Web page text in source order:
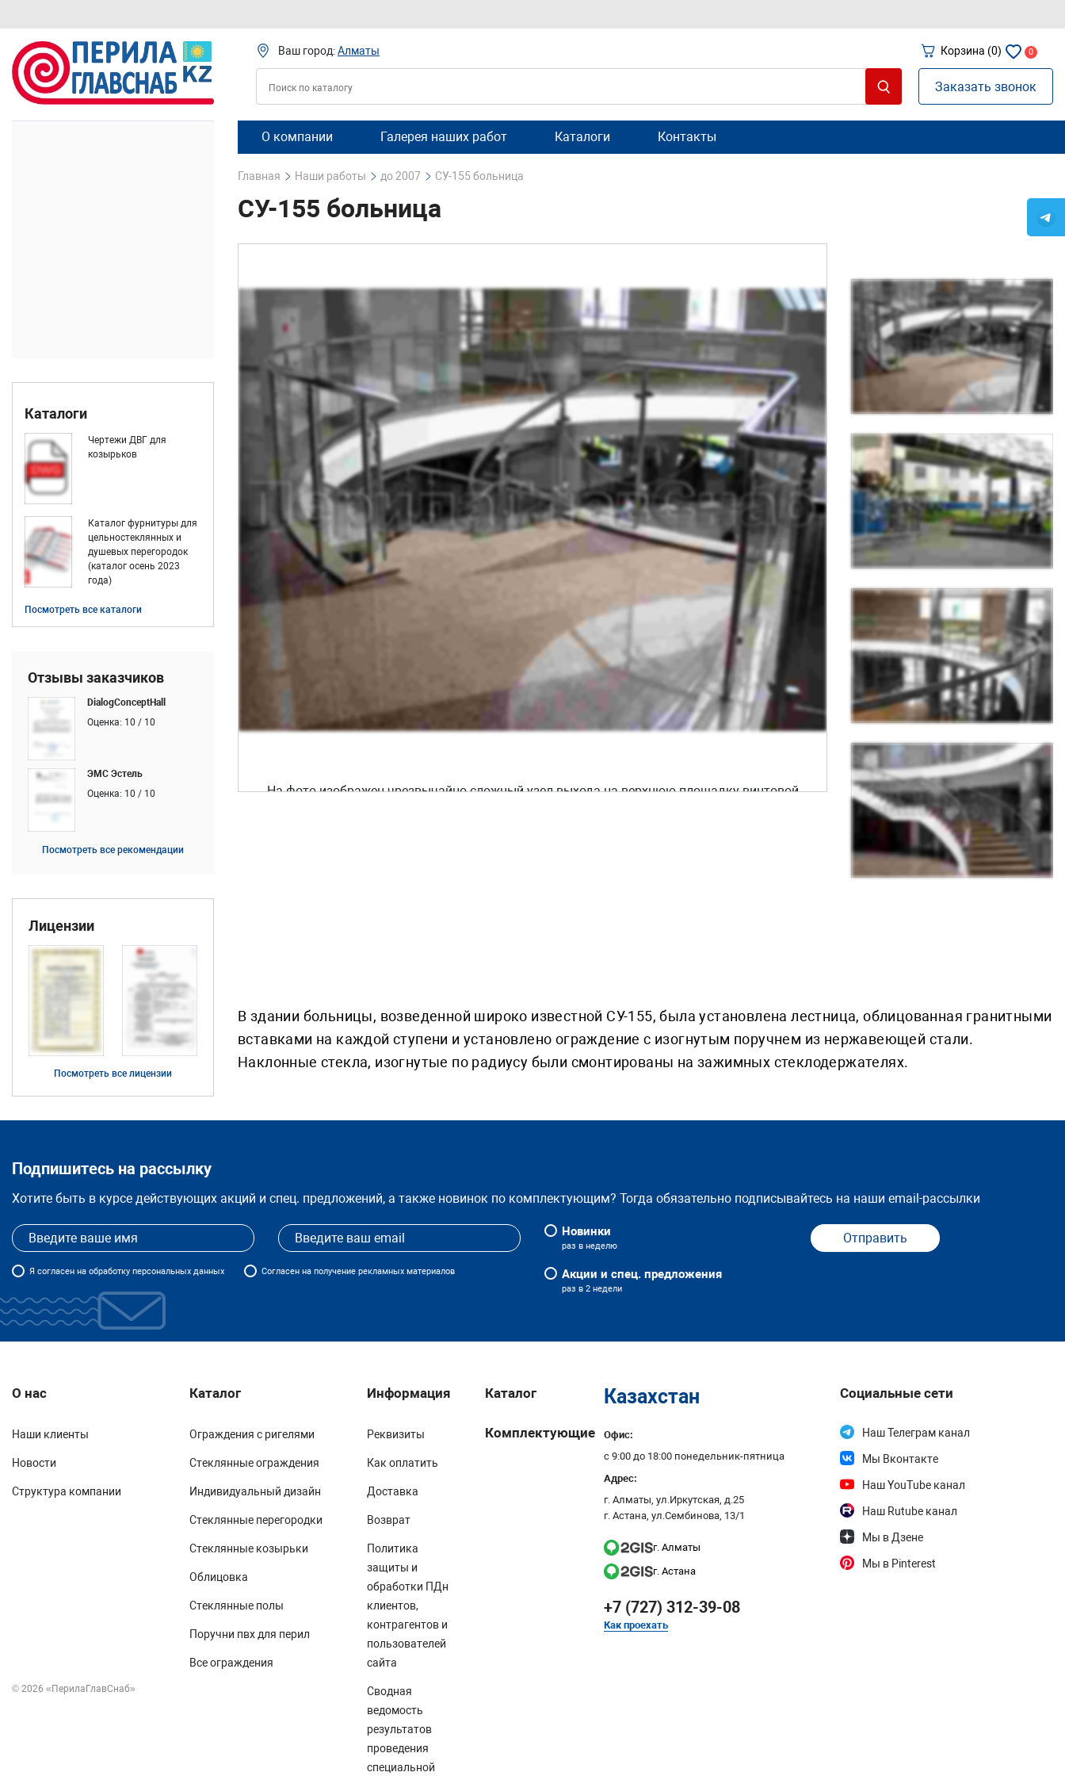
Ваш город:Алматы Корзина (0) 0
Заказать звонок
Каталоги
Чертежи ДВГ для
козырьков
Каталог фурнитуры для
цельностеклянных и
душевых перегородок
(каталог осень 2023
года)
Посмотреть все каталоги
Отзывы заказчиков
DialogConceptHall
Оценка: 10 / 10
ЭМС Эстель
Оценка: 10 / 10
Посмотреть все рекомендации
Лицензии
Посмотреть все лицензии
О компании Галерея наших работ Каталоги Контакты
Главная Наши работы до 2007 СУ-155 больница
СУ-155 больница
На фото изображен чрезвычайно сложный узел выхода на верхнюю площадку винтовой
а также оснащенному связкой из двух поручней — основного и вспомогательного.
В здании больницы, возведенной широко известной СУ-155, была установлена лестница, облицованная гранитными
вставками на каждой ступени и установлено ограждение с изогнутым поручнем из нержавеющей стали.
Наклонные стекла, изогнутые по радиусу были смонтированы на зажимных стеклодержателях.
Подпишитесь на рассылку
Хотите быть в курсе действующих акций и спец. предложений, а также новинок по комплектующим? Тогда обязательно подписывайтесь на наши email-рассылки
Я согласен на обработку персональных данных Согласен на получение рекламных материалов
Новинки
раз в неделю
Акции и спец. предложения
раз в 2 недели
Отправить
О нас
Наши клиенты
Новости
Структура компании
Каталог
Ограждения с ригелями
Стеклянные ограждения
Индивидуальный дизайн
Стеклянные перегородки
Стеклянные козырьки
Облицовка
Стеклянные полы
Поручни пвх для перил
Все ограждения
© 2026 «ПерилаГлавСнаб»
Информация
Реквизиты
Как оплатить
Доставка
Возврат
Политика
защиты и
обработки ПДн
клиентов,
контрагентов и
пользователей
сайта
Сводная
ведомость
результатов
проведения
специальной
Каталог
Комплектующие
Казахстан
Офис:
с 9:00 до 18:00 понедельник-пятница
Адрес:
г. Алматы, ул.Иркутская, д.25
г. Астана, ул.Сембинова, 13/1
г. Алматы
г. Астана
+7 (727) 312-39-08
Как проехать
Социальные сети
Наш Телеграм канал
Мы Вконтакте
Наш YouTube канал
Наш Rutube канал
Мы в Дзене
Мы в Pinterest